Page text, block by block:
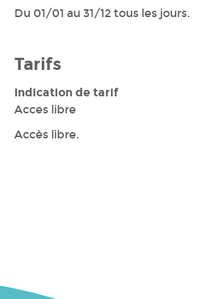
Du 01/01 au 31/12 tous les jours.
Tarifs
Indication de tarif
Acces libre
Accès libre.